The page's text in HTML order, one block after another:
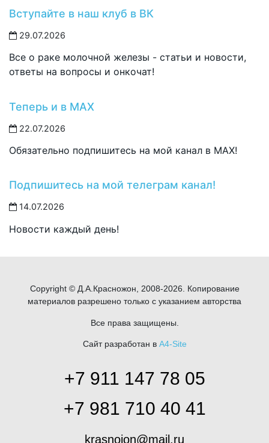
Вступайте в наш клуб в ВК
29.07.2026
Все о раке молочной железы - статьи и новости,
ответы на вопросы и онкочат!
Теперь и в MAX
22.07.2026
Обязательно подпишитесь на мой канал в MAX!
Подпишитесь на мой телеграм канал!
14.07.2026
Новости каждый день!
Copyright © Д.А.Красножон, 2008-2026. Копирование
материалов разрешено только с указанием авторства
Все права защищены.
Сайт разработан в A4-Site
+7 911 147 78 05
+7 981 710 40 41
krasnojon@mail.ru